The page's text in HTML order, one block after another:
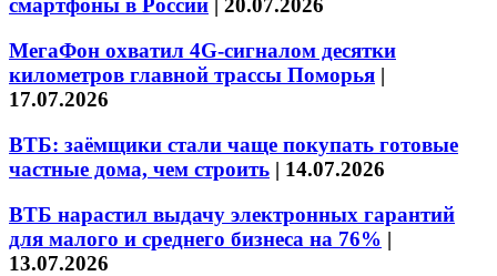
смартфоны в России | 20.07.2026
МегаФон охватил 4G-сигналом десятки
километров главной трассы Поморья |
17.07.2026
ВТБ: заёмщики стали чаще покупать готовые
частные дома, чем строить | 14.07.2026
ВТБ нарастил выдачу электронных гарантий
для малого и среднего бизнеса на 76% |
13.07.2026